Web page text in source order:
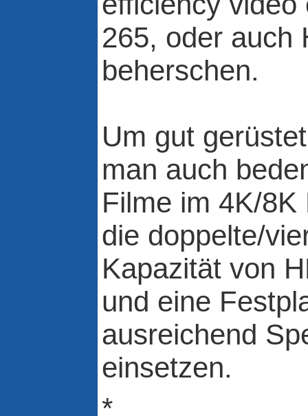
265, oder auch
beherschen.
Um gut
man auch
Filme im 4K/
die doppelte/
Kapazität von
und eine
ausreichend
einsetzen.
*